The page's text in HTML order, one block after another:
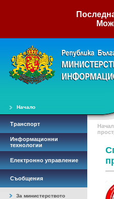
Начало
Транспорт
Информационни
технологии
Електронно управление
Съобщения
За министерството